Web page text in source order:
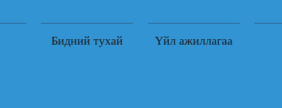
Бидний тухай Үйл ажиллагаа